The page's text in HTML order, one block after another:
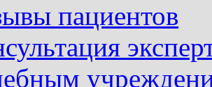
пациентов